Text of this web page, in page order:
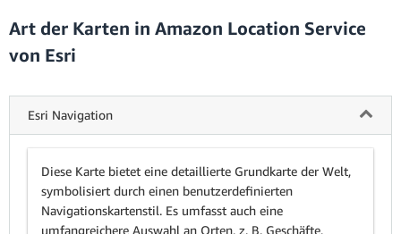
Art der Karten in Amazon Location Service
von Esri
Esri Navigation
Diese Karte bietet eine detaillierte Grundkarte der Welt,
symbolisiert durch einen benutzerdefinierten
Navigationskartenstil. Es umfasst auch eine
umfangreichere Auswahl an Orten, z. B. Geschäfte,